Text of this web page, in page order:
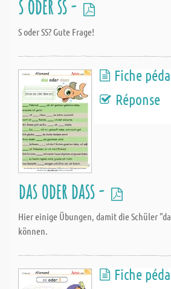
s oder ss -
S oder SS? Gute Frage!
Fiche
Réponse
das oder dass -
Hier einige Übungen, damit die Schüler
können.
Fiche